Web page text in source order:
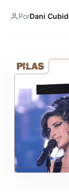
PorDani